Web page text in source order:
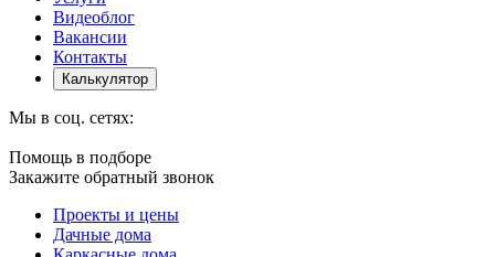
Видеоблог
Вакансии
Контакты
Калькулятор
Мы в соц. сетях:
Помощь в подборе
Закажите обратный звонок
Проекты и цены
Дачные дома